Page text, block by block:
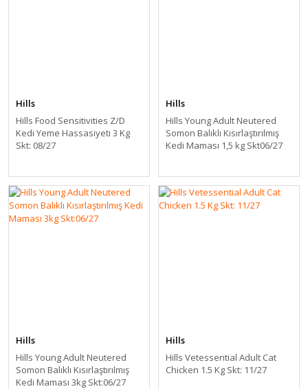
Hills
Hills Food Sensitivities Z/D
Kedi Yeme Hassasiyeti 3 Kg
Skt: 08/27
Hills
Hills Young Adult Neutered
Somon Balıklı Kısırlaştırılmış
Kedi Maması 1,5 kg Skt06/27
Hills
Hills Young Adult Neutered
Somon Balıklı Kısırlaştırılmış
Kedi Maması 3kg Skt:06/27
Hills
Hills Vetessential Adult Cat
Chicken 1.5 Kg Skt: 11/27